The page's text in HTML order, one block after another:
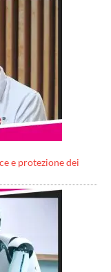
e protezione dei